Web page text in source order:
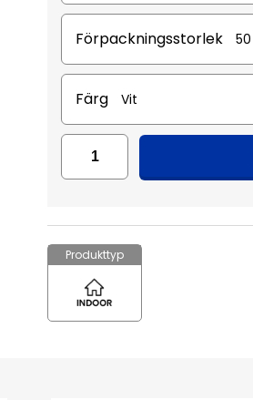
Förpackningsstorlek
Färg
Produkttyp